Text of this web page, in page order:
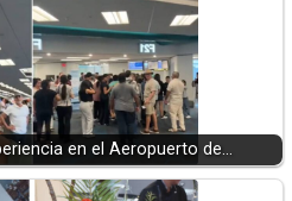
en el Aeropuerto de…